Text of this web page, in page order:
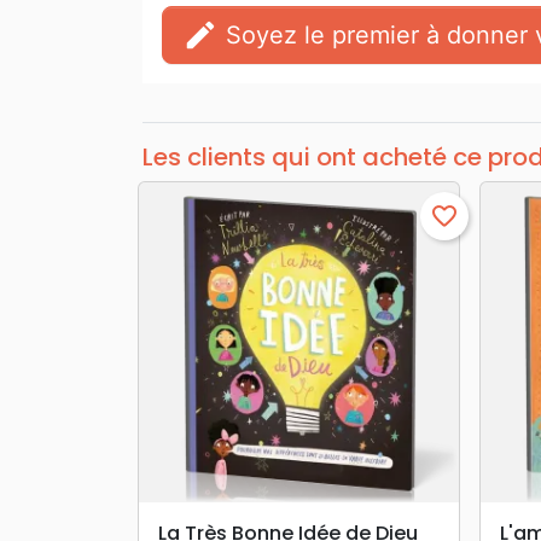
edit Soyez le premier à donner
Les clients qui ont acheté ce
searchAPERÇU RAPIDE
favorite_border
La Très Bonne Idée de Dieu